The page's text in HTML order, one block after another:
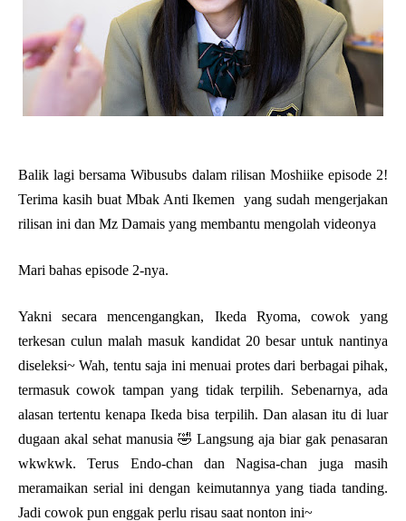
Balik lagi bersama Wibusubs dalam rilisan Moshiike episode 2!
Terima kasih buat Mbak Anti Ikemen yang sudah mengerjakan
rilisan ini dan Mz Damais yang membantu mengolah videonya
Mari bahas episode 2-nya.
Yakni secara mencengangkan, Ikeda Ryoma, cowok yang
terkesan culun malah masuk kandidat 20 besar untuk nantinya
diseleksi~ Wah, tentu saja ini menuai protes dari berbagai pihak,
termasuk cowok tampan yang tidak terpilih. Sebenarnya, ada
alasan tertentu kenapa Ikeda bisa terpilih. Dan alasan itu di luar
dugaan akal sehat manusia 🤣 Langsung aja biar gak penasaran
wkwkwk. Terus Endo-chan dan Nagisa-chan juga masih
meramaikan serial ini dengan keimutannya yang tiada tanding.
Jadi cowok pun enggak perlu risau saat nonton ini~